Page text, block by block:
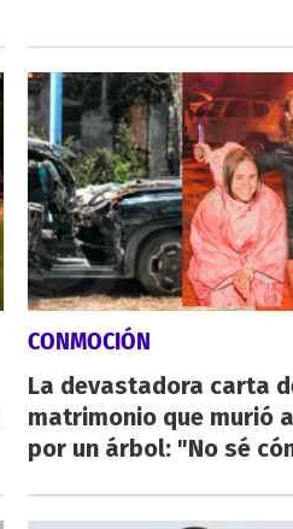
CONMOCIÓN
La devastadora carta
matrimonio que murió
por un árbol: "No sé